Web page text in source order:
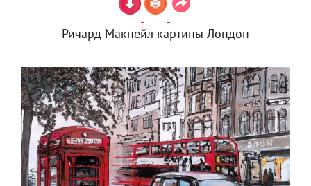
Ричард Макнейл картины Лондон